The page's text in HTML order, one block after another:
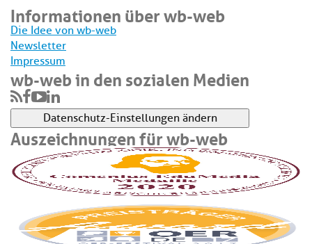
Informationen über wb-web
Die Idee von wb-web
Newsletter
Impressum
wb-web in den sozialen Medien
Datenschutz-Einstellungen ändern
Auszeichnungen für wb-web